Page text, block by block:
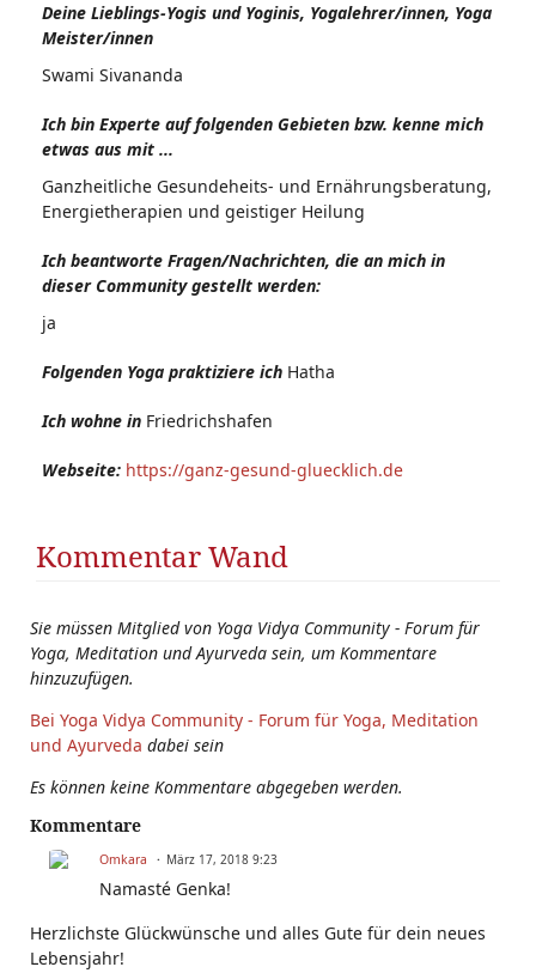
Deine Lieblings-Yogis und Yoginis, Yogalehrer/innen, Yoga
Meister/innen
Swami Sivananda
Ich bin Experte auf folgenden Gebieten bzw. kenne mich
etwas aus mit ...
Ganzheitliche Gesundeheits- und Ernährungsberatung,
Energietherapien und geistiger Heilung
Ich beantworte Fragen/Nachrichten, die an mich in
dieser Community gestellt werden:
ja
Folgenden Yoga praktiziere ich Hatha
Ich wohne in Friedrichshafen
Webseite: https://ganz-gesund-gluecklich.de
Kommentar Wand
Sie müssen Mitglied von Yoga Vidya Community - Forum für
Yoga, Meditation und Ayurveda sein, um Kommentare
hinzuzufügen.
Bei Yoga Vidya Community - Forum für Yoga, Meditation
und Ayurveda dabei sein
Es können keine Kommentare abgegeben werden.
Kommentare
Omkara März 17, 2018 9:23
Namasté Genka!
Herzlichste Glückwünsche und alles Gute für dein neues
Lebensjahr!